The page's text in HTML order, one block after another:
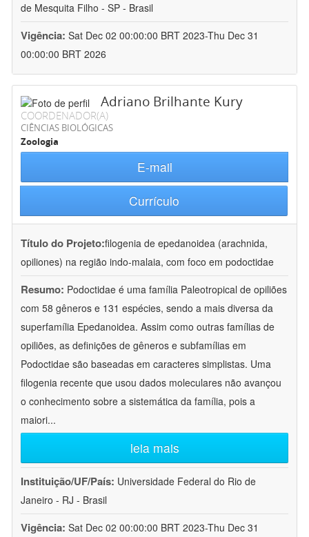
de Mesquita Filho - SP - Brasil
Vigência: Sat Dec 02 00:00:00 BRT 2023-Thu Dec 31
00:00:00 BRT 2026
Adriano Brilhante Kury
COORDENADOR(A)
CIÊNCIAS BIOLÓGICAS
Zoologia
E-mail
Currículo
Título do Projeto:filogenia de epedanoidea (arachnida,
opiliones) na região indo-malaia, com foco em podoctidae
Resumo: Podoctidae é uma família Paleotropical de opiliões
com 58 gêneros e 131 espécies, sendo a mais diversa da
superfamília Epedanoidea. Assim como outras famílias de
opiliões, as definições de gêneros e subfamílias em
Podoctidae são baseadas em caracteres simplistas. Uma
filogenia recente que usou dados moleculares não avançou
o conhecimento sobre a sistemática da família, pois a
maiori...
leia mais
Instituição/UF/País: Universidade Federal do Rio de
Janeiro - RJ - Brasil
Vigência: Sat Dec 02 00:00:00 BRT 2023-Thu Dec 31